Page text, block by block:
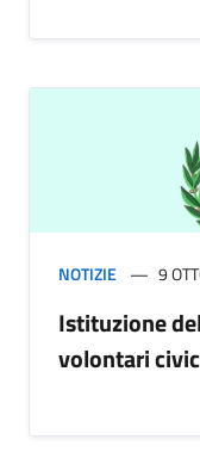
NOTIZIE 9
Istituzione
volontari